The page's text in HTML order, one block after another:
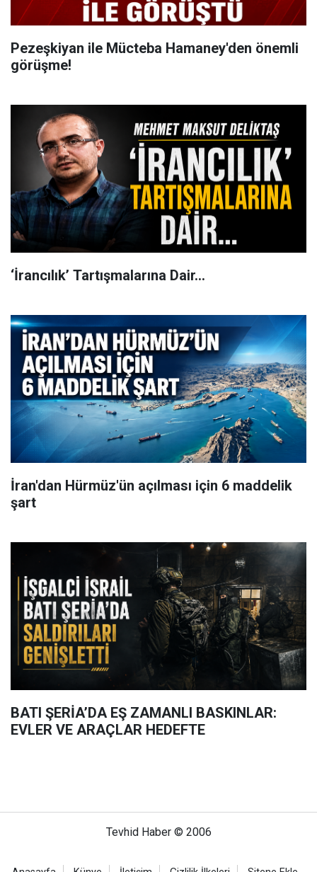
Pezeşkiyan ile Mücteba Hamaney'den önemli
görüşme!
‘İrancılık’ Tartışmalarına Dair…
İran'dan Hürmüz'ün açılması için 6 maddelik
şart
BATI ŞERİA’DA EŞ ZAMANLI BASKINLAR:
EVLER VE ARAÇLAR HEDEFTE
Tevhid Haber © 2006